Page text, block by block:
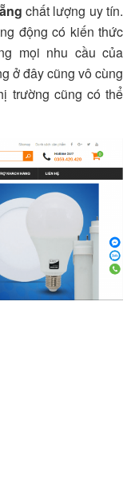
chất lượng uy tín.
động có kiến thức
mọi nhu cầu của
ở đây cũng vô cùng
trường cũng có thể